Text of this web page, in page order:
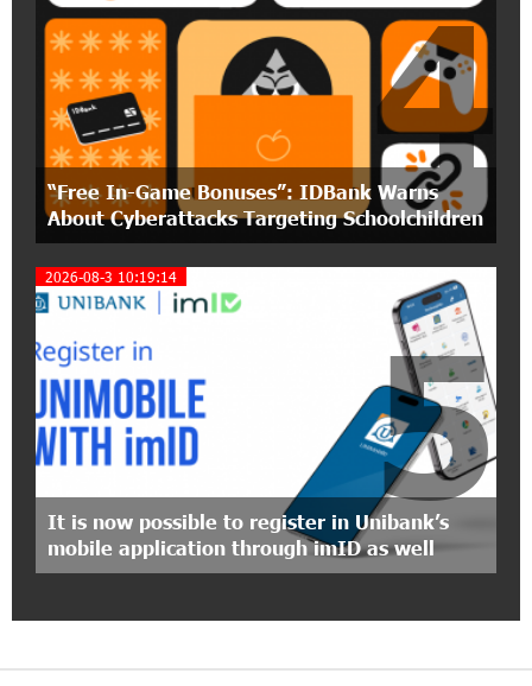
Ucom Introduces the New uMix 5000 Regional
Package: 3 Services for Just AMD 5,000 per
Month
"Monaco glamour, Vegas energy, Macau prestige
- yet uniquely Armenian." Artak Tovmasyan on
how Seven Visions is redefining world-class hospitality
11:56:27 1-07-2026
Travel Without Borders: Ucom Introduces New
15:08:55 30-06-2026
Artur Nakhshikyan has joined the Supervisory
Board of Unibank
"Your smartphone is locked": IDBank warns of
cyberextortion that turns your smartphone into
“From Classroom to Orbit”: With Ucom’s
“Free In-Game Bonuses”: IDBank Warns
About Cyberattacks Targeting Schoolchildren
4
2026-08-3 10:19:14
It is now possible to register in Unibank’s
mobile application through imID as well
5